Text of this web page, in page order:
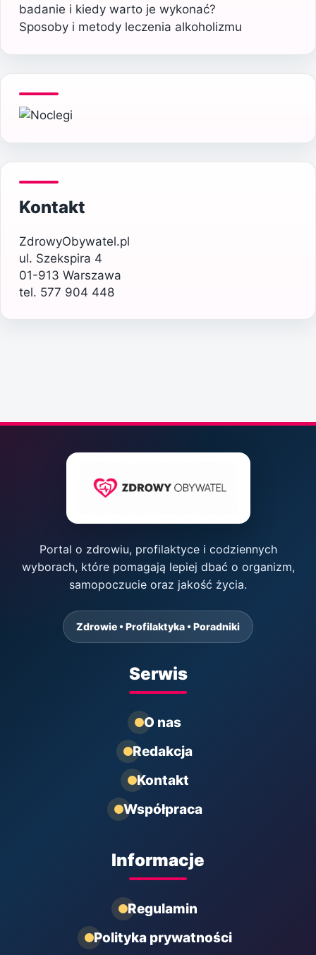
badanie i kiedy warto je wykonać?
Sposoby i metody leczenia alkoholizmu
Kontakt
ZdrowyObywatel.pl
ul. Szekspira 4
01-913 Warszawa
tel. 577 904 448
Portal o zdrowiu, profilaktyce i codziennych
wyborach, które pomagają lepiej dbać o organizm,
samopoczucie oraz jakość życia.
Zdrowie • Profilaktyka • Poradniki
Serwis
O nas
Redakcja
Kontakt
Współpraca
Informacje
Regulamin
Polityka prywatności